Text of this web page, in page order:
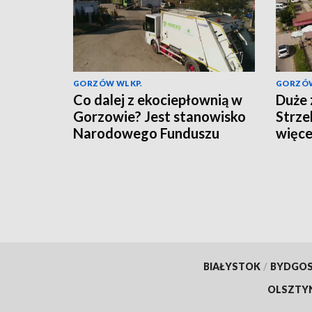
GORZÓW WLKP.
Co dalej z ekociepłownią w
Gorzowie? Jest stanowisko
Narodowego Funduszu
BIAŁYSTOK /